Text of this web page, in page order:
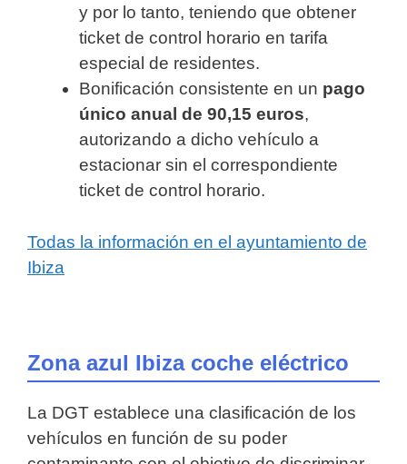
y por lo tanto, teniendo que obtener
ticket de control horario en tarifa
especial de residentes.
Bonificación consistente en un pago
único anual de 90,15 euros,
autorizando a dicho vehículo a
estacionar sin el correspondiente
ticket de control horario.
Todas la información en el ayuntamiento de
Ibiza
Zona azul Ibiza coche eléctrico
La DGT establece una clasificación de los
vehículos en función de su poder